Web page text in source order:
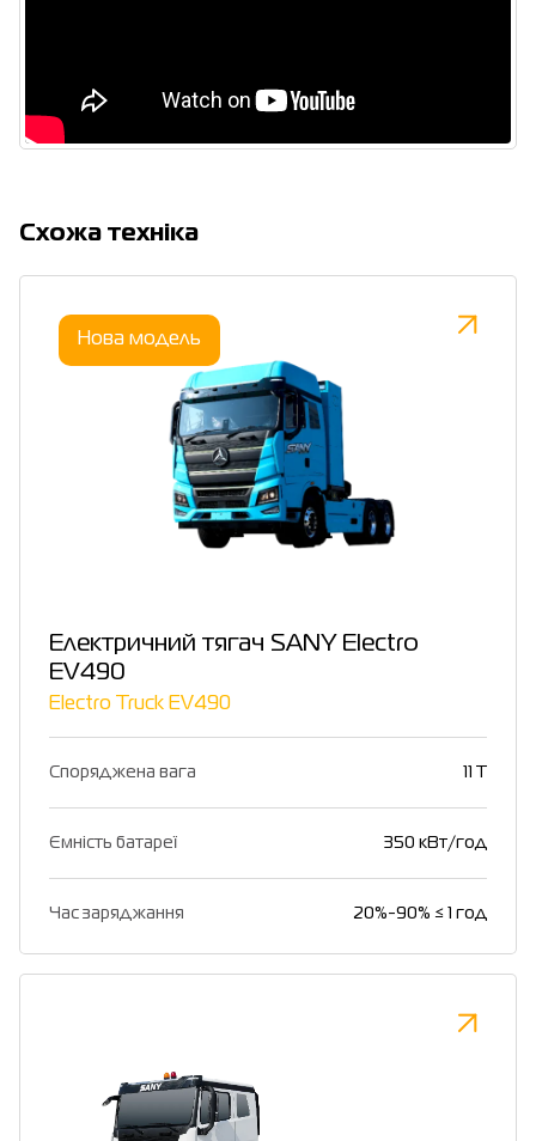
Cхожа техніка
Нова модель
Електричний тягач SANY Electro
EV490
Electro Truck EV490
Споряджена вага
Ємність батареї 350 кВт/год
Час заряджання 20%-90% ≤ 1 год